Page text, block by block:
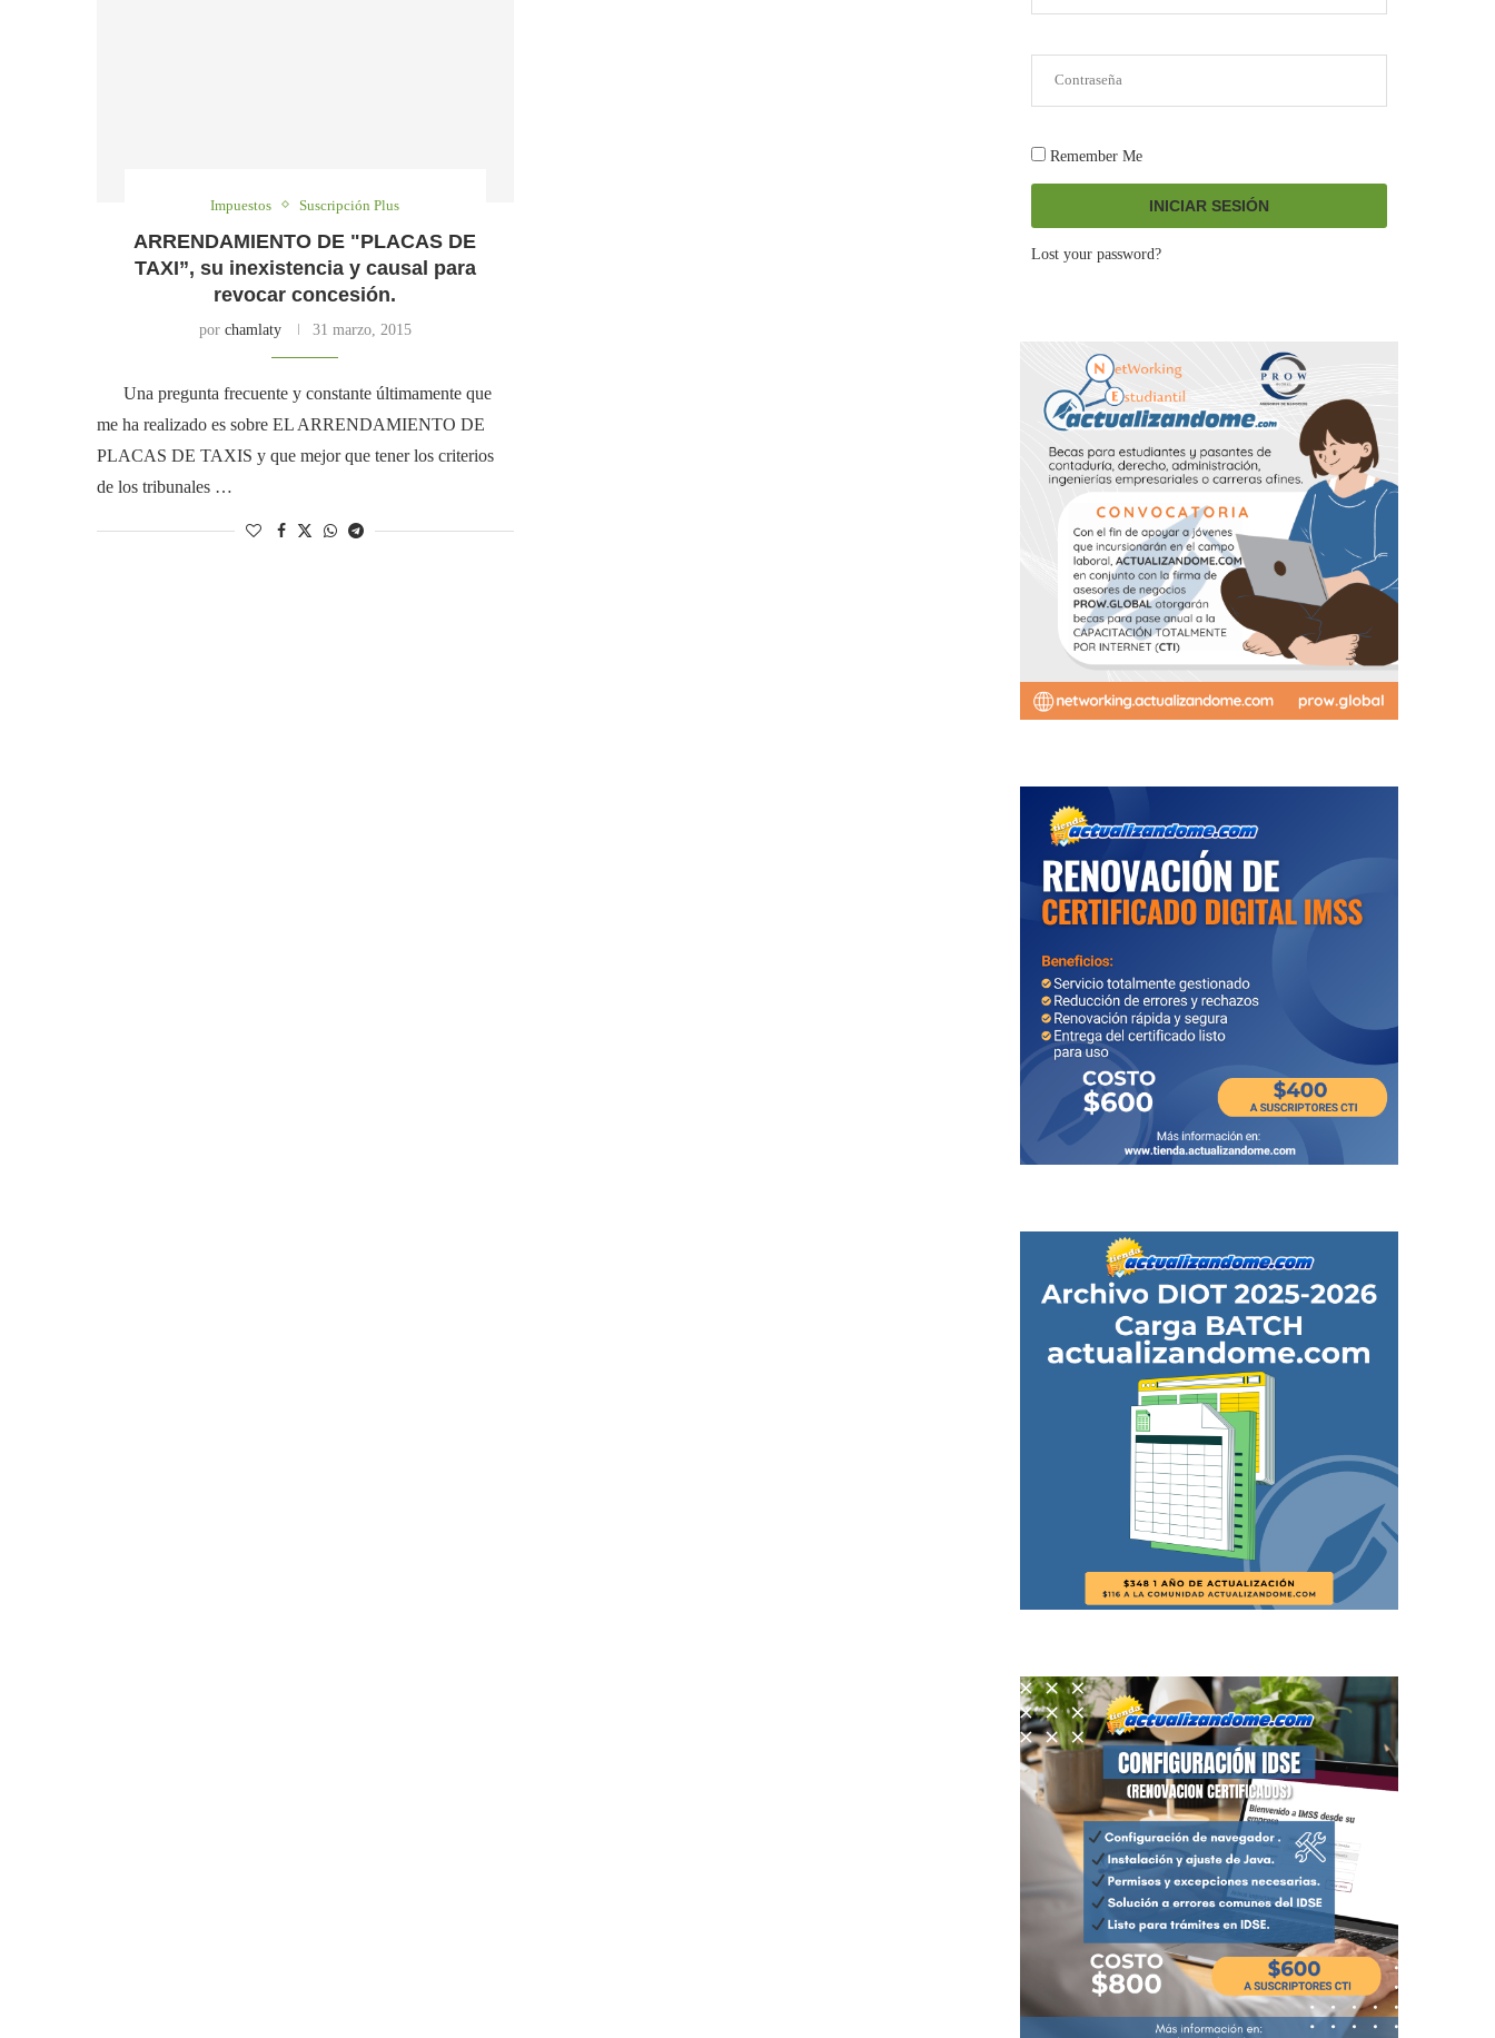
Impuestos Suscripción Plus
ARRENDAMIENTO DE "PLACAS DE
TAXI”, su inexistencia y causal para
revocar concesión.
por chamlaty 31 marzo, 2015
Una pregunta frecuente y constante últimamente que
me ha realizado es sobre EL ARRENDAMIENTO DE
PLACAS DE TAXIS y que mejor que tener los criterios
de los tribunales …
Remember Me
INICIAR SESIÓN
Lost your password?